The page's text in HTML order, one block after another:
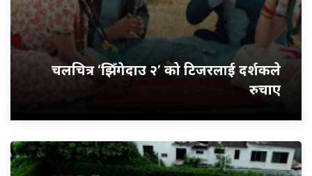
चलचित्र ‘झिँगेदाउ २’ को टिजरलाई दर्शकले
रुचाए